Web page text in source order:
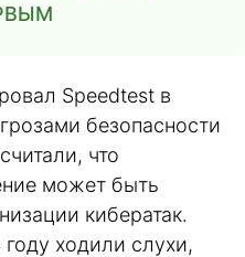
Speedtest в
безопасности
что
может быть
кибератак.
ходили слухи,